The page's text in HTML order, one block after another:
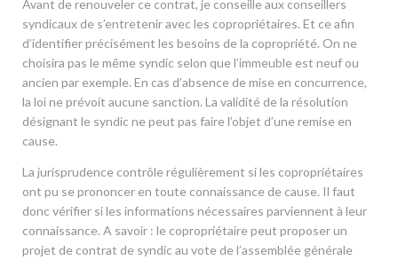
Avant de renouveler ce contrat, je conseille aux conseillers
syndicaux de s’entretenir avec les copropriétaires. Et ce afin
d’identifier précisément les besoins de la copropriété. On ne
choisira pas le même syndic selon que l’immeuble est neuf ou
ancien par exemple. En cas d’absence de mise en concurrence,
la loi ne prévoit aucune sanction. La validité de la résolution
désignant le syndic ne peut pas faire l’objet d’une remise en
cause.
La jurisprudence contrôle régulièrement si les copropriétaires
ont pu se prononcer en toute connaissance de cause. Il faut
donc vérifier si les informations nécessaires parviennent à leur
connaissance. A savoir : le copropriétaire peut proposer un
projet de contrat de syndic au vote de l’assemblée générale